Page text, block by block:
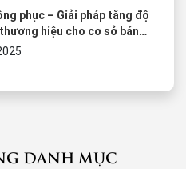
phục – Giải pháp tăng độ
hiệu cho cơ sở bán
DANH MỤC